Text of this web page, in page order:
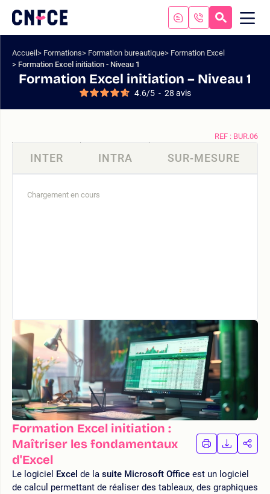
contenu
menu
la
Logo
site
Accueil Formations Formation bureautique
Formation Excel
Formation Excel initiation - Niveau 1
Formation Excel initiation – Niveau 1
4.6/5 - 28 avis
Formation Excel initiation :
Maîtriser les fondamentaux
d'Excel
IMPRIMER
LA
LA
Le logiciel Excel de la suite Microsoft Office est un logiciel
de calcul permettant de réaliser des tableaux, des graphiques
REF : BUR.06
INTER INTRA SUR-MESURE